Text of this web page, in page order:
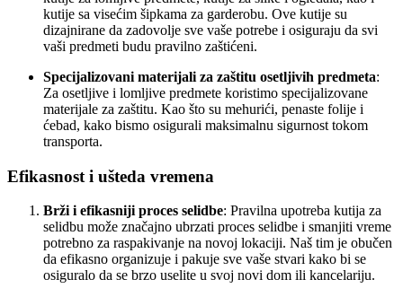
kutije sa visećim šipkama za garderobu. Ove kutije su
dizajnirane da zadovolje sve vaše potrebe i osiguraju da svi
vaši predmeti budu pravilno zaštićeni.
Specijalizovani materijali za zaštitu osetljivih predmeta:
Za osetljive i lomljive predmete koristimo specijalizovane
materijale za zaštitu. Kao što su mehurići, penaste folije i
ćebad, kako bismo osigurali maksimalnu sigurnost tokom
transporta.
Efikasnost i ušteda vremena
Brži i efikasniji proces selidbe: Pravilna upotreba kutija za
selidbu može značajno ubrzati proces selidbe i smanjiti vreme
potrebno za raspakivanje na novoj lokaciji. Naš tim je obučen
da efikasno organizuje i pakuje sve vaše stvari kako bi se
osiguralo da se brzo uselite u svoj novi dom ili kancelariju.